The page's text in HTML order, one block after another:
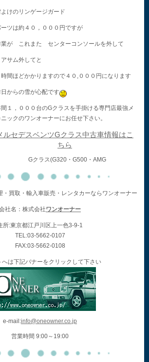
よけのリンゲージガード
ツは約４０，０００円ですが
業が これまた センターコンソールを外して
アサム外してと
時間ほどかかりますので４０,０００円になります
日からの雪が心配です
１，０００台のGクラスを手掛ける専門店最強メ
ニックのワンオーナーにお任せ下さい。
ルセデスベンツGクラス中古車情報はこ
ちら
Gクラス(G320・G500・AMG
・買取・輸入車販売・レンタカーならワンオーナー
社名：株式会社ワンオーナー
所:東京都江戸川区上一色3-9-1
TEL:03-5662-0107
FAX:03-5662-0108
へは下記バナーをクリックして下さい
e-mail:info@oneowner.co.jp
営業時間 9:00～19:00